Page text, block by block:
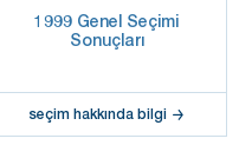
1999 Genel Seçimi
Sonuçları
seçim hakkında bilgi